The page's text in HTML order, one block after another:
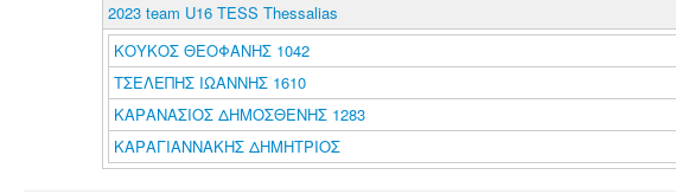
2023 team U16 TESS Thessalias
ΚΟΥΚΟΣ ΘΕΟΦΑΝΗΣ 1042
ΤΣΕΛΕΠΗΣ ΙΩΑΝΝΗΣ 1610
ΚΑΡΑΝΑΣΙΟΣ ΔΗΜΟΣΘΕΝΗΣ 1283
ΚΑΡΑΓΙΑΝΝΑΚΗΣ ΔΗΜΗΤΡΙΟΣ